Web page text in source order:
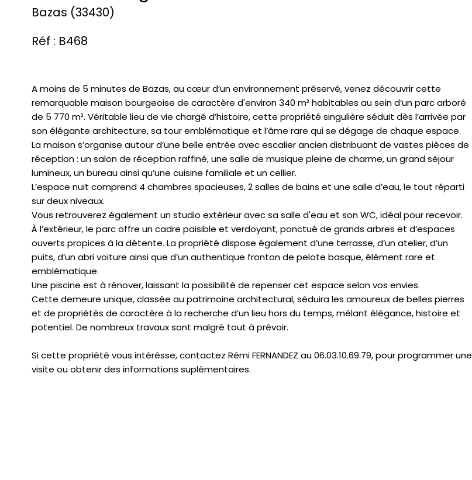
Bazas (33430)
Réf : B468
A moins de 5 minutes de Bazas, au cœur d’un environnement préservé, venez découvrir cette
remarquable maison bourgeoise de caractère d'environ 340 m² habitables au sein d’un parc arboré
de 5 770 m². Véritable lieu de vie chargé d’histoire, cette propriété singulière séduit dès l’arrivée par
son élégante architecture, sa tour emblématique et l’âme rare qui se dégage de chaque espace.
La maison s’organise autour d’une belle entrée avec escalier ancien distribuant de vastes pièces de
réception : un salon de réception raffiné, une salle de musique pleine de charme, un grand séjour
lumineux, un bureau ainsi qu’une cuisine familiale et un cellier.
L’espace nuit comprend 4 chambres spacieuses, 2 salles de bains et une salle d’eau, le tout réparti
sur deux niveaux.
Vous retrouverez également un studio extérieur avec sa salle d'eau et son WC, idéal pour recevoir.
À l’extérieur, le parc offre un cadre paisible et verdoyant, ponctué de grands arbres et d’espaces
ouverts propices à la détente. La propriété dispose également d’une terrasse, d’un atelier, d’un
puits, d’un abri voiture ainsi que d’un authentique fronton de pelote basque, élément rare et
emblématique.
Une piscine est à rénover, laissant la possibilité de repenser cet espace selon vos envies.
Cette demeure unique, classée au patrimoine architectural, séduira les amoureux de belles pierres
et de propriétés de caractère à la recherche d’un lieu hors du temps, mêlant élégance, histoire et
potentiel. De nombreux travaux sont malgré tout à prévoir.
Si cette propriété vous intérésse, contactez Rémi FERNANDEZ au 06.03.10.69.79, pour programmer une
visite ou obtenir des informations suplémentaires.